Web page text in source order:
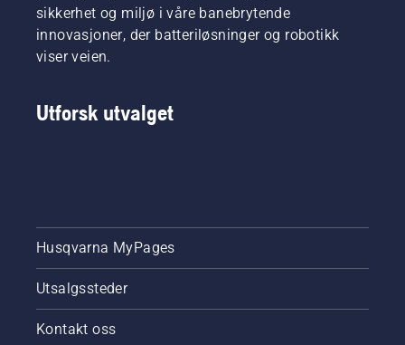
sikkerhet og miljø i våre banebrytende
innovasjoner, der batteriløsninger og robotikk
viser veien.
Utforsk utvalget
Husqvarna MyPages
Utsalgssteder
Kontakt oss